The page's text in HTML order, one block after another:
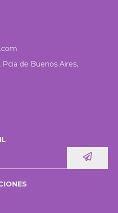
Pcia de Buenos Aires,